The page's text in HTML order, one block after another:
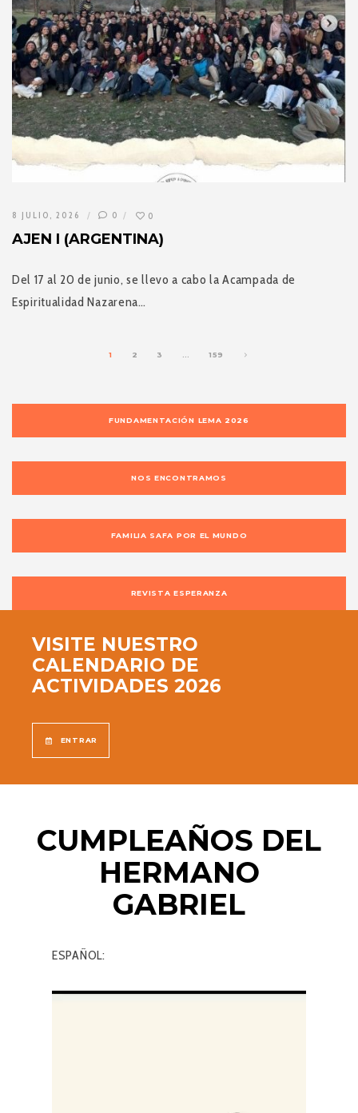
8 JULIO, 2026 0 0
AJEN I (ARGENTINA)
Del 17 al 20 de junio, se llevo a cabo la Acampada de
Espiritualidad Nazarena…
1 2 3 159
FUNDAMENTACIÓN LEMA 2026
NOS ENCONTRAMOS
FAMILIA SAFA POR EL MUNDO
REVISTA ESPERANZA
VISITE NUESTRO
CALENDARIO DE
ACTIVIDADES 2026
ENTRAR
CUMPLEAÑOS DEL
HERMANO
GABRIEL
ESPAÑOL: